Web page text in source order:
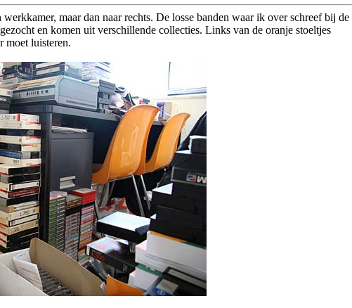
maar dan naar rechts. De losse banden waar ik over schreef bij de
en komen uit verschillende collecties. Links van de oranje stoeltjes
moet luisteren.